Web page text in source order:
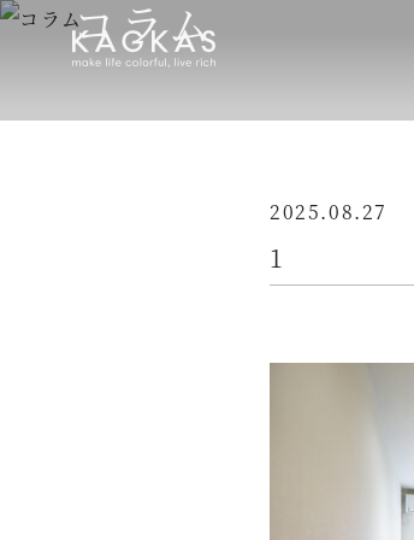
コラム
2025.08.27
1